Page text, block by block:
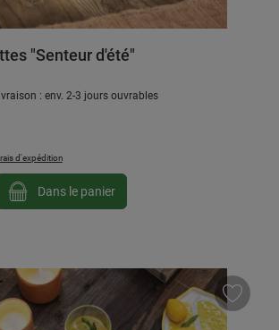
"Senteur d'été"
: env. 2-3 jours ouvrables
d'expédition
produit : Entrez la quantité
Dans le panier